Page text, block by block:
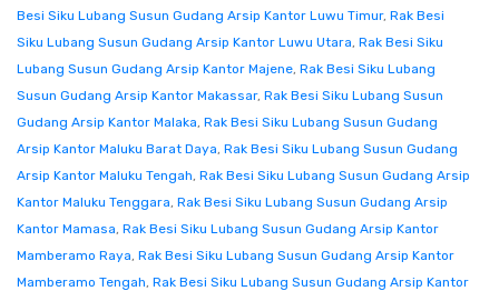
Besi Siku Lubang Susun Gudang Arsip Kantor Luwu Timur, Rak Besi
Siku Lubang Susun Gudang Arsip Kantor Luwu Utara, Rak Besi Siku
Lubang Susun Gudang Arsip Kantor Majene, Rak Besi Siku Lubang
Susun Gudang Arsip Kantor Makassar, Rak Besi Siku Lubang Susun
Gudang Arsip Kantor Malaka, Rak Besi Siku Lubang Susun Gudang
Arsip Kantor Maluku Barat Daya, Rak Besi Siku Lubang Susun Gudang
Arsip Kantor Maluku Tengah, Rak Besi Siku Lubang Susun Gudang Arsip
Kantor Maluku Tenggara, Rak Besi Siku Lubang Susun Gudang Arsip
Kantor Mamasa, Rak Besi Siku Lubang Susun Gudang Arsip Kantor
Mamberamo Raya, Rak Besi Siku Lubang Susun Gudang Arsip Kantor
Mamberamo Tengah, Rak Besi Siku Lubang Susun Gudang Arsip Kantor